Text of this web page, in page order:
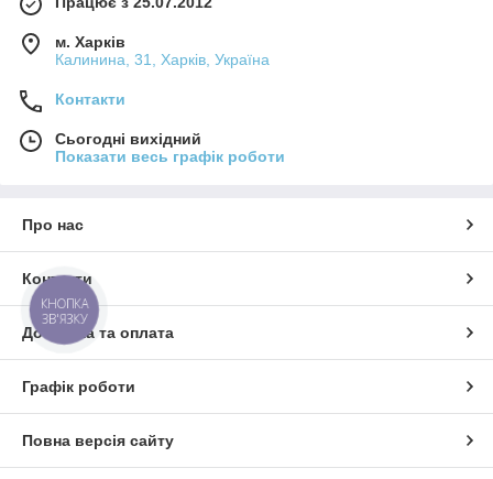
м. Харків
Калинина, 31, Харків, Україна
Контакти
Сьогодні вихідний
Показати весь графік роботи
Про нас
Контакти
Доставка та оплата
Графік роботи
Повна версія сайту
КНОПКА
ЗВ'ЯЗКУ